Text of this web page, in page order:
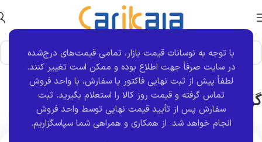
با توجه به نوسانات قیمت بازار، تمامی قیمت‌های درج‌شده
در سایت صرفاً جهت اطلاع بوده و ممکن است تغییر کنند.
لطفاً پیش از ثبت نهایی فاکتور یا سفارش، با واحد فروش
تماس گرفته و قیمت روز کالا را استعلام بگیرید. ثبت
سفارش پس از تأیید قیمت نهایی توسط واحد فروش
انجام خواهد شد. از همکاری و همراهی شما سپاسگزاریم.
خانه برند قطعه S4T
گردگیر مفصل با رینگ فلزی 405 | s4t